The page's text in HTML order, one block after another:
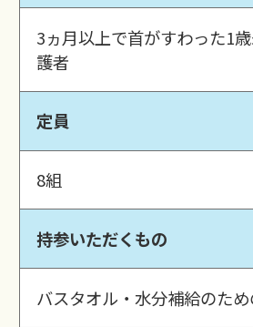
3ヵ月以上で首がすわった1
護者
定員
8組
持参いただくもの
バスタオル・水分補給のた